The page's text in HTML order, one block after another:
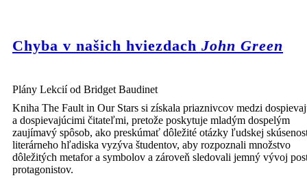
Chyba v našich hviezdach John Green
Plány Lekcií od Bridget Baudinet
Kniha The Fault in Our Stars si získala priaznivcov medzi
a dospievajúcimi čitateľmi, pretože poskytuje mladým dospelým
zaujímavý spôsob, ako preskúmať dôležité otázky ľudskej
literárneho hľadiska vyzýva študentov, aby rozpoznali množstvo
dôležitých metafor a symbolov a zároveň sledovali jemný vývoj
protagonistov.